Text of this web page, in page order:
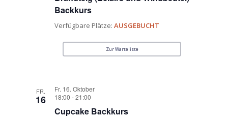
Backkurs
Verfügbare Plätze:AUSGEBUCHT
Zur Warteliste
FR.
16
Fr. 16. Oktober
18:00 -21:00
Cupcake Backkurs